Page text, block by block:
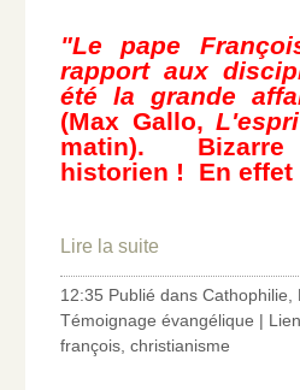
"Le pape
rapport aux
été la grande
(Max Gallo,
matin).
historien ! En effet
Lire la suite
12:35 Publié dans Cathophilie
Témoignage évangélique |
françois christianisme